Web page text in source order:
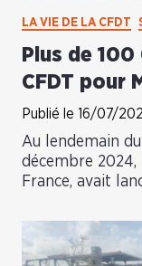
LA VIE DE LA CFDT
Plus de
CFDT pour
Publié le 16/07/
Au lendemain
décembre 2024,
France, avait